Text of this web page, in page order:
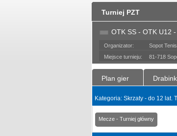
Turniej PZT
OTK SS - OTK U12
Organizator:
Sopot
Miejsce turnieju:
81-718
Plan gier
Kategoria: Skrzaty - do 12 lat.
Mecze - Turniej główny